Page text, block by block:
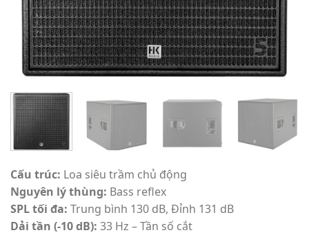
Cấu trúc: Loa siêu trầm chủ động
Nguyên lý thùng: Bass reflex
SPL tối đa: Trung bình 130 dB, Đỉnh 131 dB
Dải tần (-10 dB): 33 Hz – Tần số cắt